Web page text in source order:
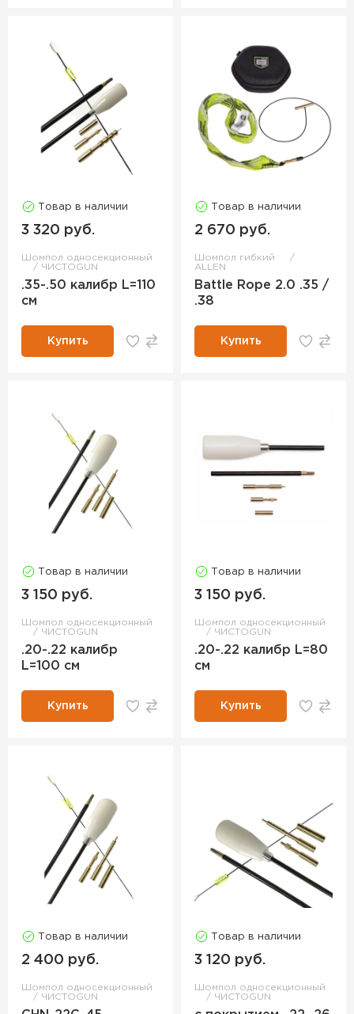
Товар в наличии
3 320 руб.
Шомпол односекционный
ЧИСТОGUN
.35-.50 калибр L=110
см
Купить
Товар в наличии
2 670 руб.
Шомпол гибкий
ALLEN
Battle Rope 2.0 .35 /
.38
Купить
Товар в наличии
3 150 руб.
Шомпол односекционный
ЧИСТОGUN
.20-.22 калибр
L=100 см
Купить
Товар в наличии
3 150 руб.
Шомпол односекционный
ЧИСТОGUN
.20-.22 калибр L=80
см
Купить
Товар в наличии
2 400 руб.
Шомпол односекционный
ЧИСТОGUN
Товар в наличии
3 120 руб.
Шомпол односекционный
ЧИСТОGUN